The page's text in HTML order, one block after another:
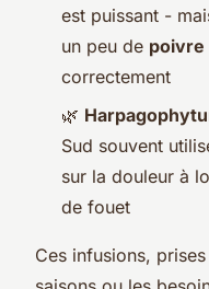
est puissant -
un peu de poivre
correctement
🌿
Sud souvent
sur la douleur à
de fouet
Ces infusions,